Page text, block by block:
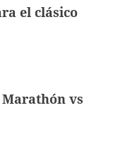
el clásico
Marathón vs